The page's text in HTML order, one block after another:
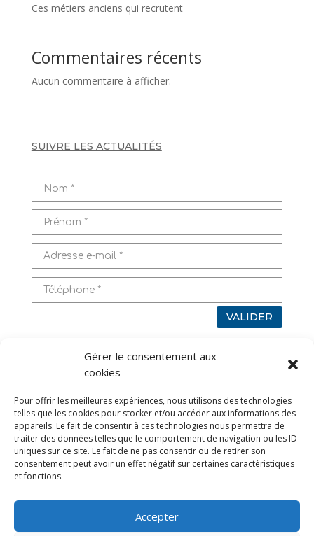
Gérer le consentement aux
cookies
Pour offrir les meilleures expériences, nous utilisons des technologies
telles que les cookies pour stocker et/ou accéder aux informations des
appareils. Le fait de consentir à ces technologies nous permettra de
traiter des données telles que le comportement de navigation ou les ID
uniques sur ce site. Le fait de ne pas consentir ou de retirer son
consentement peut avoir un effet négatif sur certaines caractéristiques
et fonctions.
Accepter
Ces métiers anciens qui recrutent
Commentaires récents
Aucun commentaire à afficher.
SUIVRE LES ACTUALITÉS
VALIDER
Pour en savoir plus sur l’utilisation de vos données,
rendez-vous surMentions légales
TAGS